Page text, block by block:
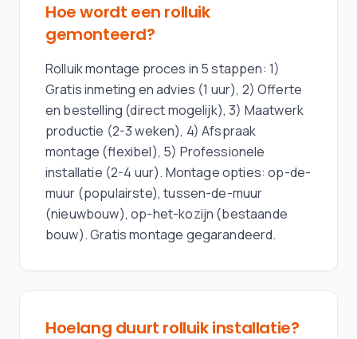
Hoe wordt een rolluik
gemonteerd?
Rolluik montage proces in 5 stappen: 1)
Gratis inmeting en advies (1 uur), 2) Offerte
en bestelling (direct mogelijk), 3) Maatwerk
productie (2-3 weken), 4) Afspraak
montage (flexibel), 5) Professionele
installatie (2-4 uur). Montage opties: op-de-
muur (populairste), tussen-de-muur
(nieuwbouw), op-het-kozijn (bestaande
bouw). Gratis montage gegarandeerd.
Hoelang duurt rolluik installatie?